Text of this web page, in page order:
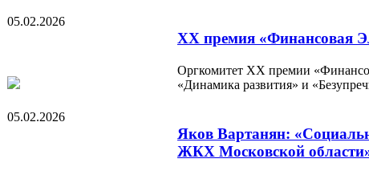
05.02.2026
XX премия «Финансовая
Оргкомитет XX премии
«Динамика развития» и
05.02.2026
Яков Вартанян:
ЖКХ Московской